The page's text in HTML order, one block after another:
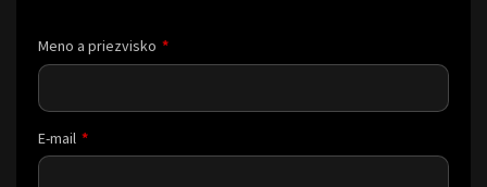
Meno a priezvisko
E-mail